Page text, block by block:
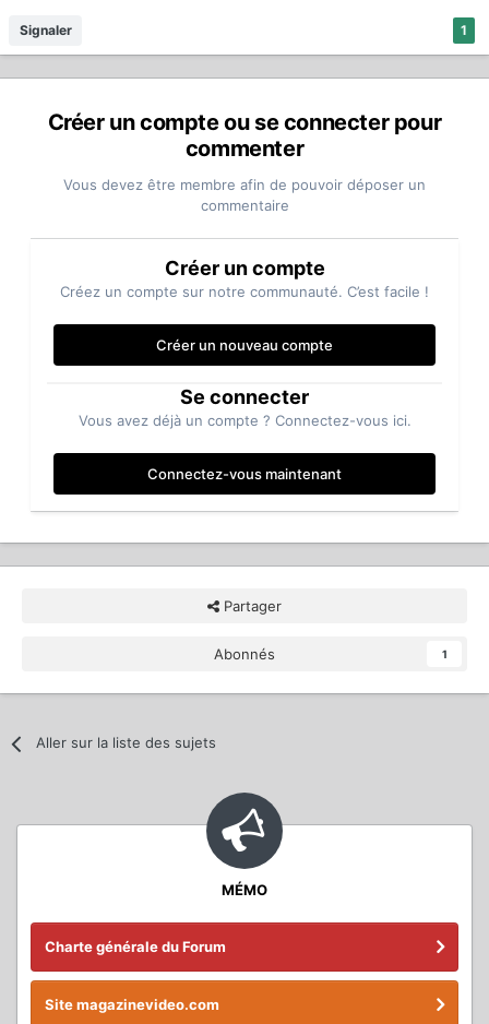
1
Signaler
Créer un compte ou se connecter pour
commenter
Vous devez être membre afin de pouvoir déposer un
commentaire
Créer un compte
Créez un compte sur notre communauté. C’est facile !
Créer un nouveau compte
Se connecter
Vous avez déjà un compte ? Connectez-vous ici.
Connectez-vous maintenant
Partager
Abonnés 1
Aller sur la liste des sujets
MÉMO
Charte générale du Forum
Site magazinevideo.com